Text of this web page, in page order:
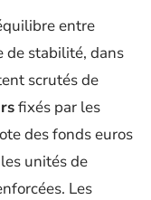
entre
de stabilité, dans
scrutés de
fixés par les
des fonds euros
unités de
Les